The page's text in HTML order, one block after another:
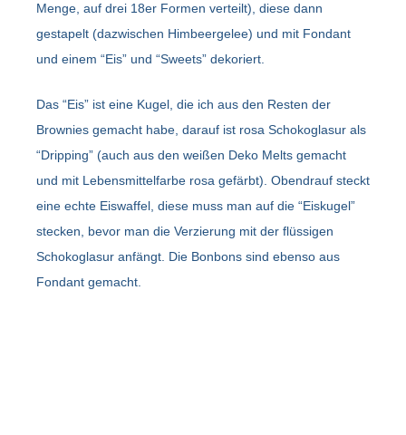
Menge, auf drei 18er Formen verteilt), diese dann
gestapelt (dazwischen Himbeergelee) und mit Fondant
und einem “Eis” und “Sweets” dekoriert.
Das “Eis” ist eine Kugel, die ich aus den Resten der
Brownies gemacht habe, darauf ist rosa Schokoglasur als
“Dripping” (auch aus den weißen Deko Melts gemacht
und mit Lebensmittelfarbe rosa gefärbt). Obendrauf steckt
eine echte Eiswaffel, diese muss man auf die “Eiskugel”
stecken, bevor man die Verzierung mit der flüssigen
Schokoglasur anfängt. Die Bonbons sind ebenso aus
Fondant gemacht.